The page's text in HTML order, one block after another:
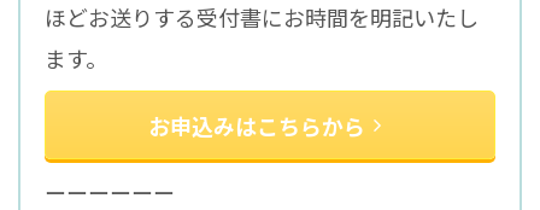
ほどお送りする受付書にお時間を明記いたし
ます。
お申込みはこちらから
ーーーーーー